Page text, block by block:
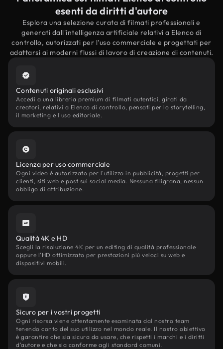
esenti da diritti d'autore
Esplora una selezione curata di filmati professionali e
generati dall'intelligenza artificiale relativi a Elenco di
controllo, autorizzati per l'uso commerciale e progettati per
adattarsi ai moderni flussi di lavoro di creazione di contenuti.
Contenuti originali esclusivi
Accedi a una libreria premium di filmati autentici, girati da
creatori, relativi a Elenco di controllo, pensati per lo storytelling,
il marketing e l'uso editoriale.
Licenza per uso commerciale
Ogni video è autorizzato per l'utilizzo in pubblicità, progetti per
clienti, siti web e post sui social media. Nessuna filigrana, nessun
obbligo di attribuzione.
Qualità 4K e HD
Scegli la risoluzione 4K per un editing di qualità professionale
oppure l'HD ottimizzato per prestazioni più veloci su web e
dispositivi mobili.
Sicuro per i vostri progetti
Ogni risorsa viene attentamente esaminata dal nostro team
tenendo conto del suo utilizzo nel mondo reale. Il nostro obiettivo
è garantire che sia sicura da usare, che rispetti i marchi e i diritti
d'autore e che sia conforme agli standard comuni.